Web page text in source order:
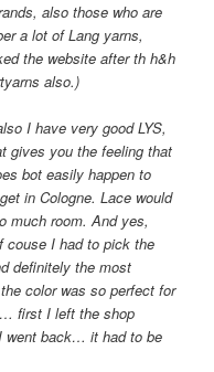
also those who are
a lot of Lang yarns,
the website after th h&h
also.)
I have very good LYS,
gives you the feeling that
bot easily happen to
in Cologne. Lace would
much room. And yes,
couse I had to pick the
definitely the most
color was so perfect for
first I left the shop
went back… it had to be